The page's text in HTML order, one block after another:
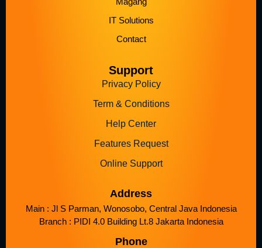
IT Solutions
Contact
Support
Privacy Policy
Term & Conditions
Help Center
Features Request
Online Support
Address
Main : Jl S Parman, Wonosobo, Central Java Indonesia
Branch : PIDI 4.0 Building Lt.8 Jakarta Indonesia
Phone